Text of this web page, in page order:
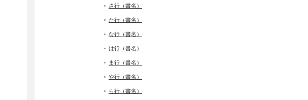
さ行（書名）
た行（書名）
な行（書名）
は行（書名）
ま行（書名）
や行（書名）
ら行（書名）